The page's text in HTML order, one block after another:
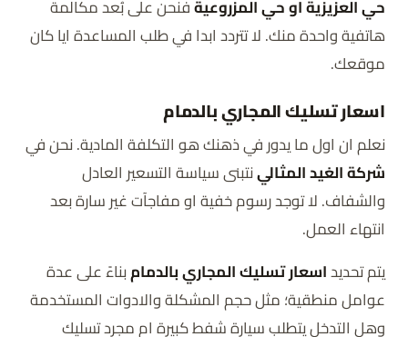
حي العزيزية او حي المزروعيةفنحن على بُعد مكالمة
هاتفية واحدة منك. لا تتردد ابدا في طلب المساعدة ايا كان
موقعك.
اسعار تسليك المجاري بالدمام
نعلم ان اول ما يدور في ذهنك هو التكلفة المادية. نحن في
شركة الغيد المثالينتبنى سياسة التسعير العادل
والشفاف. لا توجد رسوم خفية او مفاجآت غير سارة بعد
انتهاء العمل.
يتم تحديداسعار تسليك المجاري بالدمامبناءً على عدة
عوامل منطقية؛ مثل حجم المشكلة والادوات المستخدمة
وهل التدخل يتطلب سيارة شفط كبيرة ام مجرد تسليك